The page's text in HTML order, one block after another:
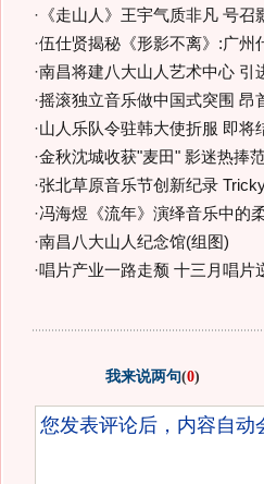
· 《走山人》王宇气质非凡 号召
·伍仕贤揭秘《形影不离》:广州
·南昌将建八大山人艺术中心 引
·摇滚独立音乐做中国式突围 昂
·山人乐队令驻韩大使折服 即将
·金秋沈城收获"麦田" 影迷热捧
·张北草原音乐节创新纪录
·冯海煜《流年》演绎音乐中的
·南昌八大山人纪念馆(组图)
·唱片产业一路走颓 十三月唱片
我来说两句(0)